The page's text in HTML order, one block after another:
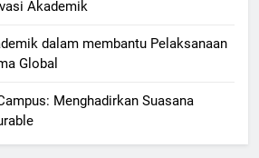
Akademik
dalam membantu Pelaksanaan
Global
Menghadirkan Suasana